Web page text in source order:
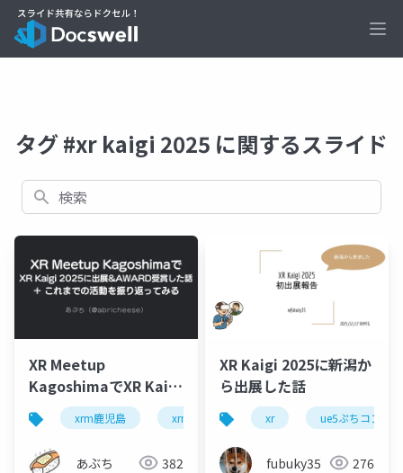
タグ #xr kaigi 2025 に関するスライド
検索
XR Meetup
KagoshimaでXR Kaigi
2025に出展&AWARD受
賞した話 ＋ これまでの
活動を振り返ってみる
xrm鹿児島 xrmtg xrkaigi xrkaigi2025
あぶち 382
XR Kaigi 2025に新潟か
ら出展した話
xr ue5ぷちコン
fubuky35 276